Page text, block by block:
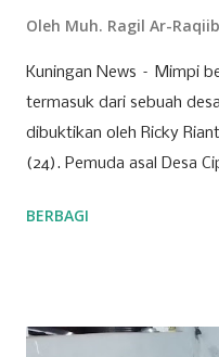
Oleh Muh. Ragil Ar-Raqiib
Kuningan News – Mimpi
termasuk dari sebuah
dibuktikan oleh Ricky
(24). Pemuda asal Desa
ketatnya persaingan di
28 Maret 2026 lalu, Ikyy
BERBAGI